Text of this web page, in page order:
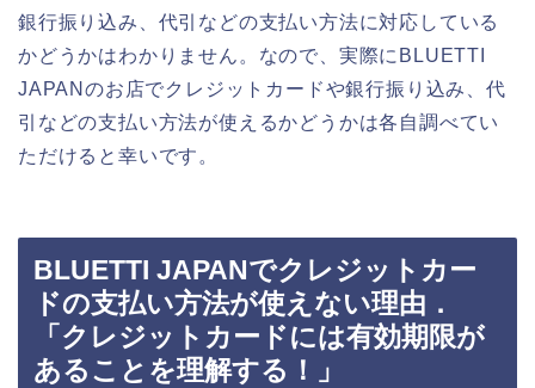
銀行振り込み、代引などの支払い方法に対応している
かどうかはわかりません。なので、実際にBLUETTI
JAPANのお店でクレジットカードや銀行振り込み、代
引などの支払い方法が使えるかどうかは各自調べてい
ただけると幸いです。
BLUETTI JAPANでクレジットカー
ドの支払い方法が使えない理由．
「クレジットカードには有効期限が
あることを理解する！」